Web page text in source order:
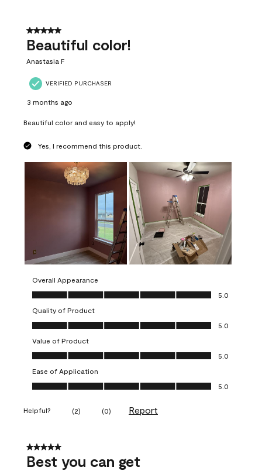
5 out of 5 stars.
Beautiful color!
Anastasia F
VERIFIED PURCHASER
3 months ago
Beautiful color and easy to apply!
Yes, I recommend this product.
Overall Appearance
Overall Appearance, 5.0 out of 5
5.0
Quality of Product
Quality of Product, 5.0 out of 5
5.0
Value of Product
Value of Product, 5.0 out of 5
5.0
Ease of Application
Ease of Application, 5.0 out of 5
5.0
Helpful? (2) (0) Report
5 out of 5 stars.
Best you can get